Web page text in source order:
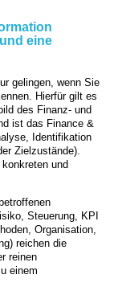
eine
gelingen, wenn Sie
Hierfür gilt es
des Finanz- und
ist das Finance &
Identifikation
Zielzustände).
und
Steuerung, KPI
Organisation,
reichen die
reinen
einem